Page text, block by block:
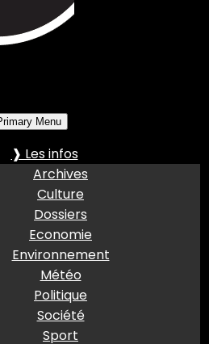
Menu
❱ Les infos
Archives
Culture
Dossiers
Economie
Environnement
Météo
Politique
Société
Sport